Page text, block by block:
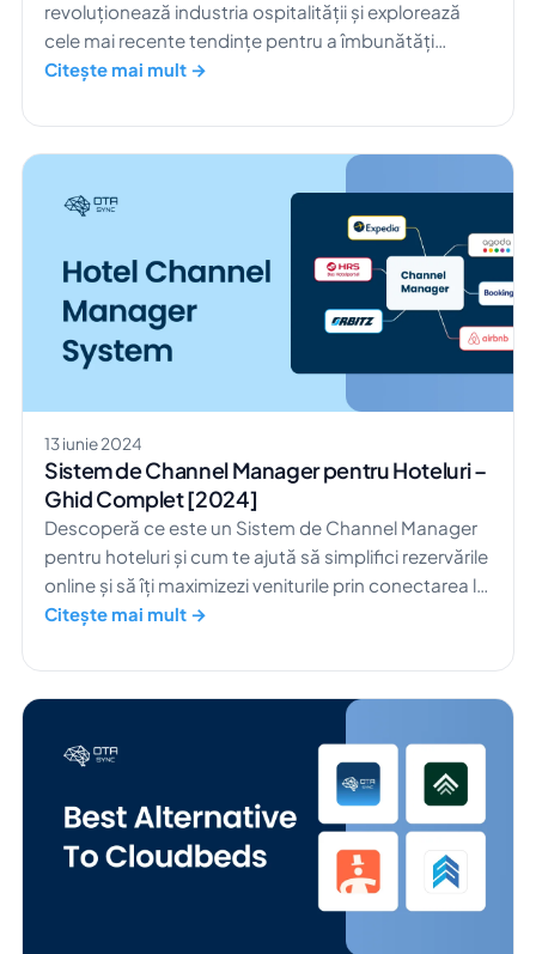
revoluționează industria ospitalității și explorează
cele mai recente tendințe pentru a îmbunătăți
experiența oaspeților.
Citește mai mult →
13 iunie 2024
Sistem de Channel Manager pentru Hoteluri –
Ghid Complet [2024]
Descoperă ce este un Sistem de Channel Manager
pentru hoteluri și cum te ajută să simplifici rezervările
online și să îți maximizezi veniturile prin conectarea la
mai multe agenții de turism online (OTA-uri).
Citește mai mult →